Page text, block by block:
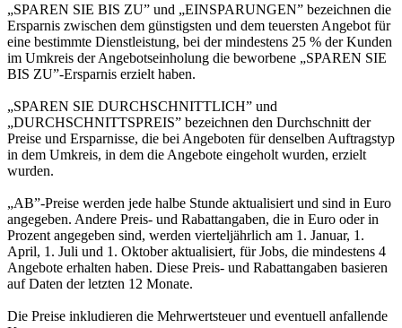
„SPAREN SIE BIS ZU” und „EINSPARUNGEN” bezeichnen die
Ersparnis zwischen dem günstigsten und dem teuersten Angebot für
eine bestimmte Dienstleistung, bei der mindestens 25 % der Kunden
im Umkreis der Angebotseinholung die beworbene „SPAREN SIE
BIS ZU”-Ersparnis erzielt haben.
„SPAREN SIE DURCHSCHNITTLICH” und
„DURCHSCHNITTSPREIS” bezeichnen den Durchschnitt der
Preise und Ersparnisse, die bei Angeboten für denselben Auftragstyp
in dem Umkreis, in dem die Angebote eingeholt wurden, erzielt
wurden.
„AB”-Preise werden jede halbe Stunde aktualisiert und sind in Euro
angegeben. Andere Preis- und Rabattangaben, die in Euro oder in
Prozent angegeben sind, werden vierteljährlich am 1. Januar, 1.
April, 1. Juli und 1. Oktober aktualisiert, für Jobs, die mindestens 4
Angebote erhalten haben. Diese Preis- und Rabattangaben basieren
auf Daten der letzten 12 Monate.
Die Preise inkludieren die Mehrwertsteuer und eventuell anfallende